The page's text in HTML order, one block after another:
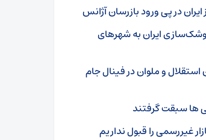
در پی ورود بازرسان آژانس
ایران به شهرهای
و ملوان در فینال جام
ها سبقت گرفتند
غیررسمی را قبول نداریم